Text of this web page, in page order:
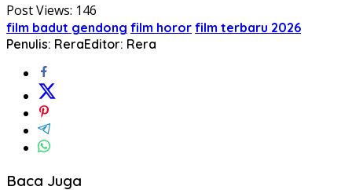
Post Views: 146
film badut gendong film horor film terbaru 2026
Penulis: ReraEditor: Rera
Baca Juga